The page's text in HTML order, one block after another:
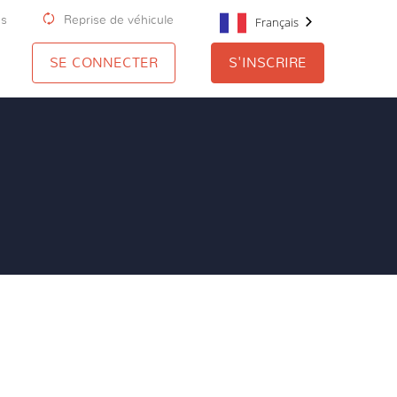
Reprise de véhicule Français
SE CONNECTER S'INSCRIRE